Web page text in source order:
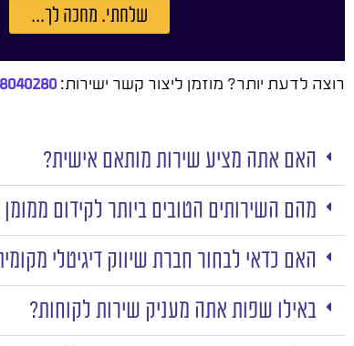
שלחתי. מחכה לך...
רוצה לדעת יותר? מוזמן ליצור קשר ישירות:
האם אתה מציע שירות מותאם אישית?
מהם השירותים הטובים ביותר לקידום
האם כדאי לבחור חברת שיווק דיגיטלי
באילו שפות אתה מעניק שירות לקוחות?